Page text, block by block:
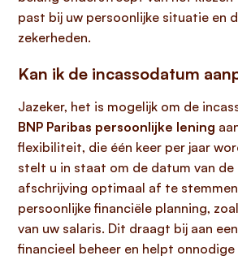
past bij uw persoonlijke situatie en
zekerheden.
Kan ik de incassodatum
Jazeker, het is mogelijk om de
BNP Paribas persoonlijke lening
flexibiliteit, die één keer per jaar
stelt u in staat om de datum van de
afschrijving optimaal af te
persoonlijke financiële planning,
van uw salaris. Dit draagt bij aan
financieel beheer en helpt onnodige